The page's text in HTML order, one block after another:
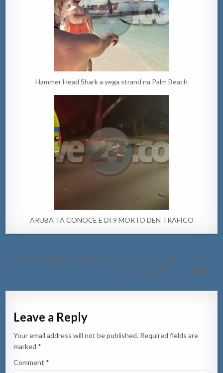
Hammer Head Shark a yega strand na Palm Beach
ARUBA TA CONOCE E DI 9 MORTO DEN TRAFICO
Post
← PARADA GRANDI SAN NICOLAS CU 4 DETENCION
Diadomingo 15 Februari 2026. →
Leave a Reply
Your email address will not be published. Required fields are
marked *
Comment *